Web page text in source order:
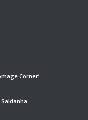
Corner’